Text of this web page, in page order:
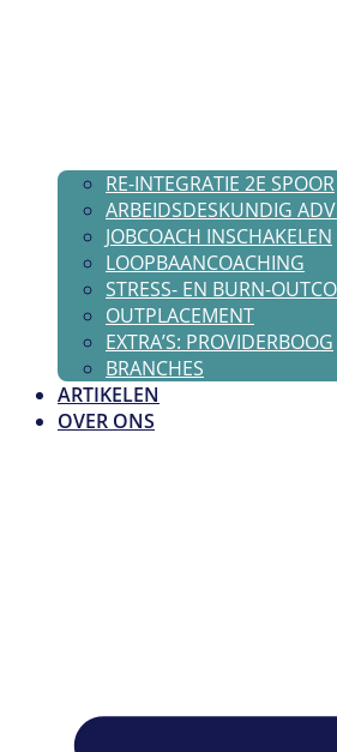
RE-INTEGRATIE 2E SPOOR
ARBEIDSDESKUNDIG
JOBCOACH INSCHAKELEN
LOOPBAANCOACHING
STRESS- EN BURN-
OUTPLACEMENT
EXTRA’S: PROVIDERBOOG
BRANCHES
ARTIKELEN
OVER ONS